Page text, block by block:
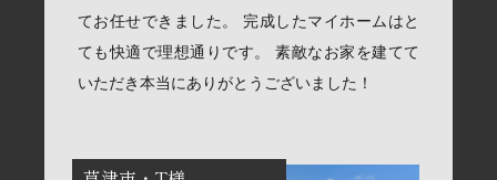
てお任せできました。 完成したマイホームはと
ても快適で理想通りです。 素敵なお家を建てて
いただき本当にありがとうございました！